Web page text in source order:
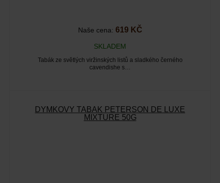
Naše cena: 619 KČ
SKLADEM
Tabák ze světlých viržinských listů a sladkého černého
cavendishe s…
DÝMKOVÝ TABÁK PETERSON DE LUXE
MIXTURE 50G